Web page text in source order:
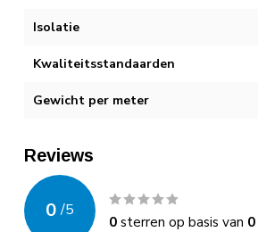
Isolatie
Kwaliteitsstandaarden
Gewicht per meter
Reviews
0 /5
0sterren op basis van 0